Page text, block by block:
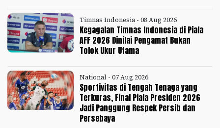
Timnas Indonesia - 08 Aug 2026
Kegagalan Timnas Indonesia di Piala
AFF 2026 Dinilai Pengamat Bukan
Tolok Ukur Utama
National - 07 Aug 2026
Sportivitas di Tengah Tenaga yang
Terkuras, Final Piala Presiden 2026
Jadi Panggung Respek Persib dan
Persebaya